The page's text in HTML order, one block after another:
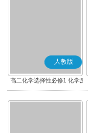
人教版
高二化学选择性必修1 化学反
应原理